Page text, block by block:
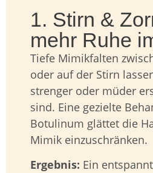
1. Stirn &
mehr Ruhe
Tiefe Mimikfalten
oder auf der Stirn
strenger oder müder
sind. Eine gezielte
Botulinum glättet die
Mimik einzuschränken.
Ergebnis: Ein